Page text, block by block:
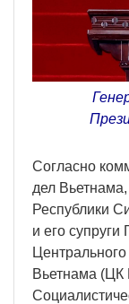
Согласно
дел
Республики
и его супруги
Вьетнама (ЦК